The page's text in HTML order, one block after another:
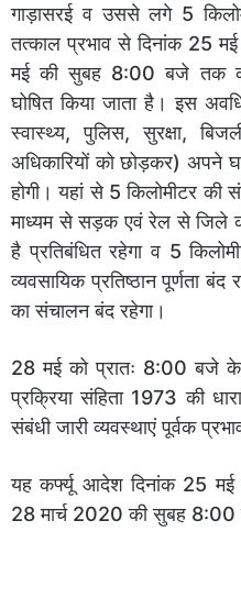
गाड़ासरई व उससे लगे 5
तत्काल प्रभाव से दिनांक 25
मई की सुबह 8:00 बजे तक
घोषित किया जाता है। इस
स्वास्थ्य, पुलिस, सुरक्षा,
अधिकारियों को छोड़कर) अपने
होगी। यहां से 5 किलोमीटर की
माध्यम से सड़क एवं रेल से जिले
है प्रतिबंधित रहेगा व 5
व्यवसायिक प्रतिष्ठान पूर्णता
का संचालन बंद रहेगा।
28 मई को प्रातः 8:00 बजे के
प्रक्रिया संहिता 1973 की
संबंधी जारी व्यवस्थाएं पूर्वक
यह कर्फ्यू आदेश दिनांक 25
28 मार्च 2020 की सुबह 8:00